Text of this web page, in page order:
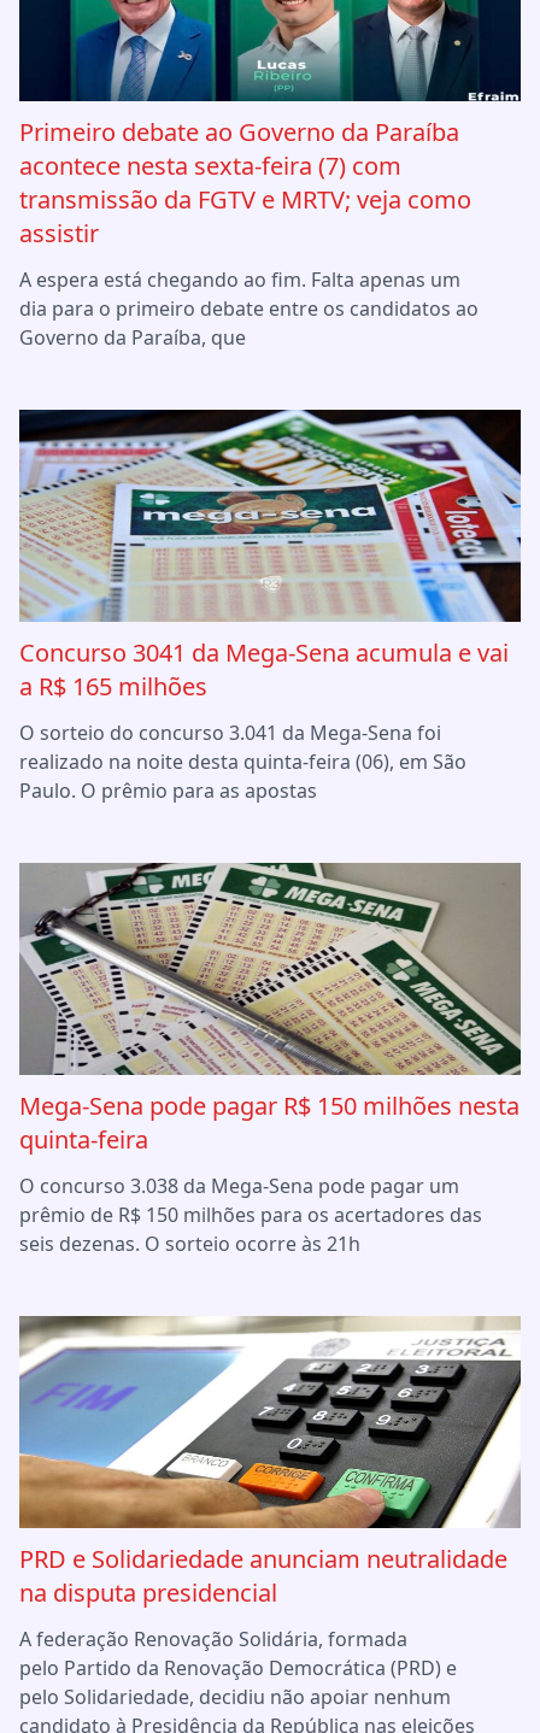
Primeiro debate ao Governo da Paraíba
acontece nesta sexta-feira (7) com
transmissão da FGTV e MRTV; veja como
assistir
A espera está chegando ao fim. Falta apenas um
dia para o primeiro debate entre os candidatos ao
Governo da Paraíba, que
Concurso 3041 da Mega-Sena acumula e vai
a R$ 165 milhões
O sorteio do concurso 3.041 da Mega-Sena foi
realizado na noite desta quinta-feira (06), em São
Paulo. O prêmio para as apostas
Mega-Sena pode pagar R$ 150 milhões nesta
quinta-feira
O concurso 3.038 da Mega-Sena pode pagar um
prêmio de R$ 150 milhões para os acertadores das
seis dezenas. O sorteio ocorre às 21h
PRD e Solidariedade anunciam neutralidade
na disputa presidencial
A federação Renovação Solidária, formada
pelo Partido da Renovação Democrática (PRD) e
pelo Solidariedade, decidiu não apoiar nenhum
candidato à Presidência da República nas eleições